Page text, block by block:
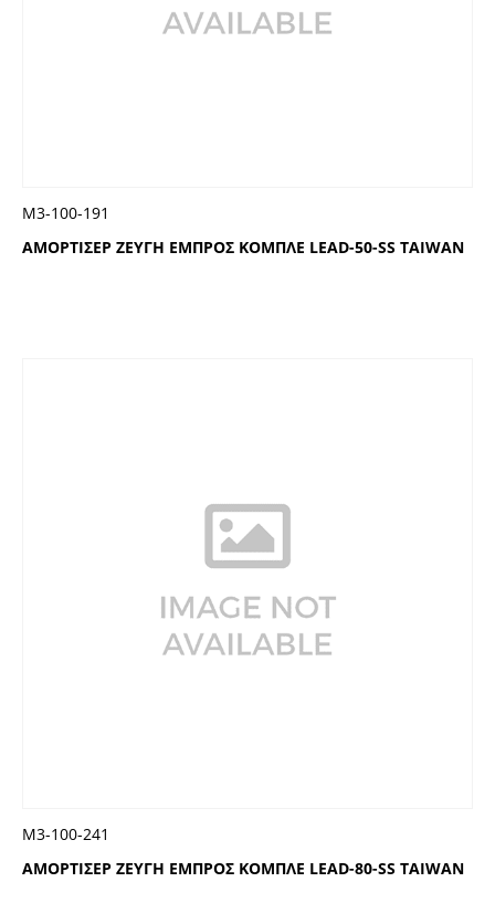
ΑΜΟΡΤΙΣΕΡ ΖΕΥΓΗ ΕΜΠΡΟΣ ΚΟΜΠΛΕ LEAD-50-SS TAIWAN
Μ3-100-191
ΑΜΟΡΤΙΣΕΡ ΖΕΥΓΗ ΕΜΠΡΟΣ ΚΟΜΠΛΕ LEAD-80-SS TAIWAN
Μ3-100-241